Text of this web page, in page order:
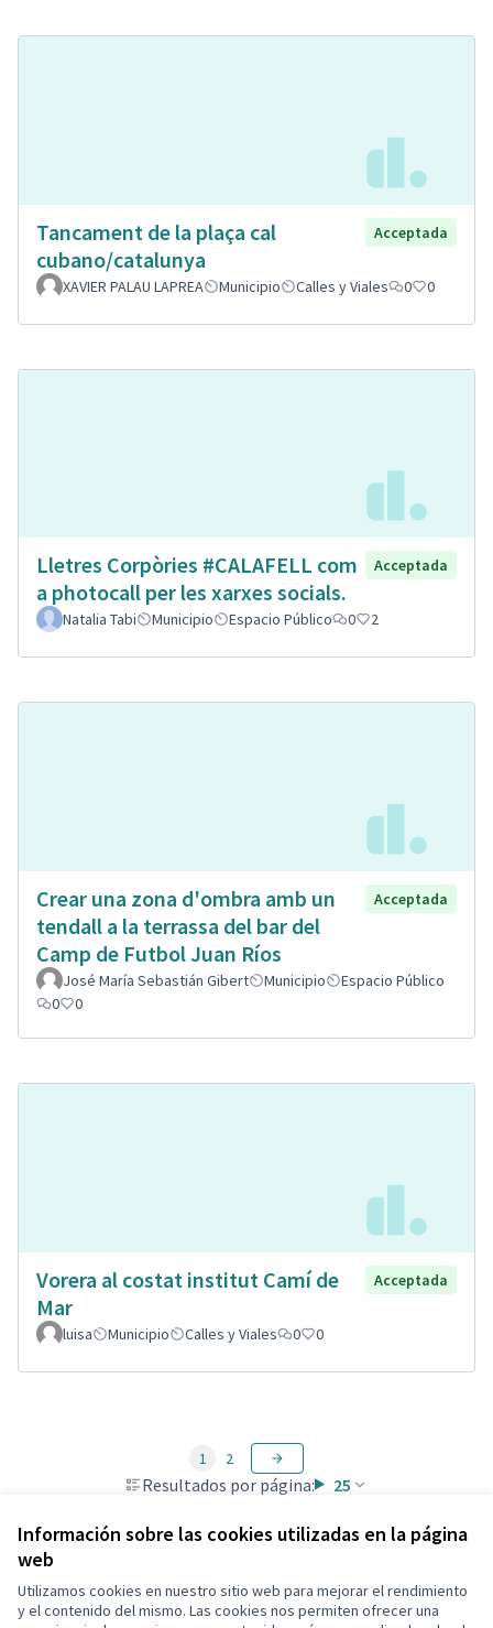
Información sobre las cookies utilizadas en la página
web
Utilizamos cookies en nuestro sitio web para mejorar el rendimiento
y el contenido del mismo. Las cookies nos permiten ofrecer una
Tancament de la plaça cal
cubano/catalunya
Acceptada
XAVIER PALAU LAPREA Municipio Calles y Viales 0 0
Lletres Corpòries #CALAFELL com
a photocall per les xarxes socials.
Acceptada
Natalia Tabi Municipio Espacio Público 0 2
Crear una zona d'ombra amb un
tendall a la terrassa del bar del
Camp de Futbol Juan Ríos
Acceptada
José María Sebastián Gibert Municipio
Espacio Público
0
0
Vorera al costat institut Camí de
Mar
Acceptada
luisa Municipio Calles y Viales 0 0
Resultados por página: 25
1 2
Términos y condiciones de uso
Configuración de cookies